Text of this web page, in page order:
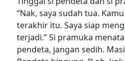
“Nak, saya sudah tua.
terakhir itu. Saya siap
terjadi.” Si pramuka
pendeta, jangan sedih.